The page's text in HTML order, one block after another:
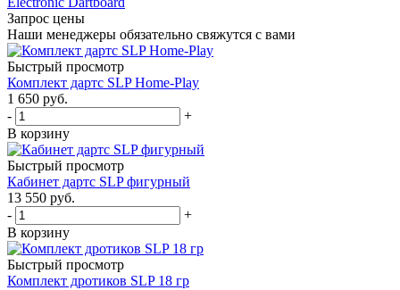
Запрос цены
Наши менеджеры обязательно свяжутся с вами
Быстрый просмотр
Комплект дартс SLP Home-Play
1 650 руб.
-
+
В корзину
Быстрый просмотр
Кабинет дартс SLP фигурный
13 550 руб.
-
+
В корзину
Быстрый просмотр
Комплект дротиков SLP 18 гр